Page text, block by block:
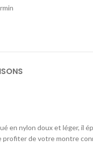
en nylon doux et léger, il
de votre montre